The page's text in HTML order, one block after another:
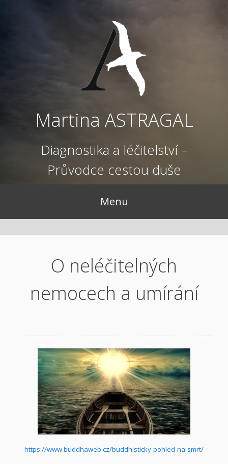
Martina ASTRAGAL
Diagnostika a léčitelství –
Průvodce cestou duše
Menu
O neléčitelných
nemocech a umírání
https://www.buddhaweb.cz/buddhisticky-pohled-na-smrt/